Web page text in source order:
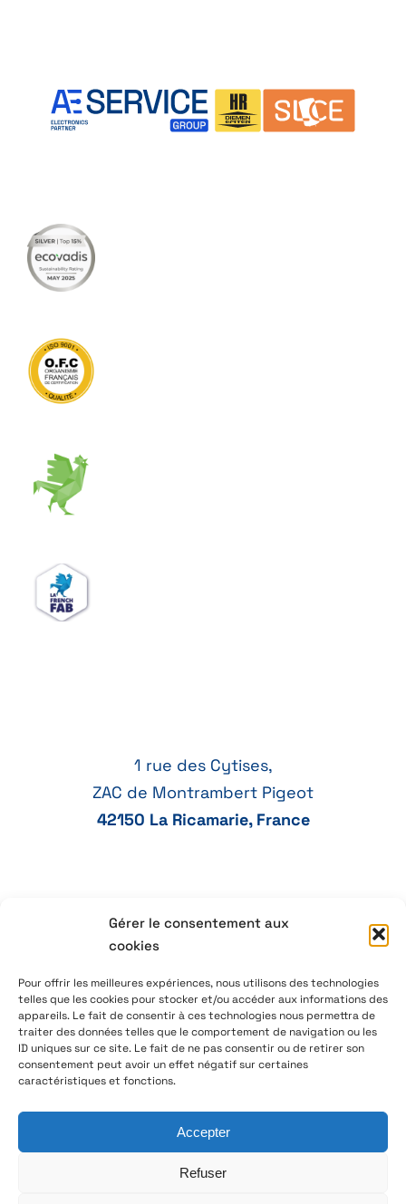
Gérer le consentement aux
cookies
Pour offrir les meilleures expériences, nous utilisons des technologies
telles que les cookies pour stocker et/ou accéder aux informations des
appareils. Le fait de consentir à ces technologies nous permettra de
traiter des données telles que le comportement de navigation ou les
ID uniques sur ce site. Le fait de ne pas consentir ou de retirer son
consentement peut avoir un effet négatif sur certaines
caractéristiques et fonctions.
Accepter
Refuser
1 rue des Cytises,
ZAC de Montrambert Pigeot
42150 La Ricamarie, France
+33 77 41 21 47
aeservice@aeservice.fr
© 2026 – AE Service Group – Fabricante y distribuidor de
componentes electrónicos
Síguenos en LinkedIn